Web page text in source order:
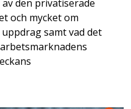
den privatiserade
och mycket om
samt vad det